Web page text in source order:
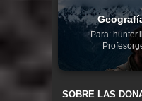
Para:
SOBRE LAS